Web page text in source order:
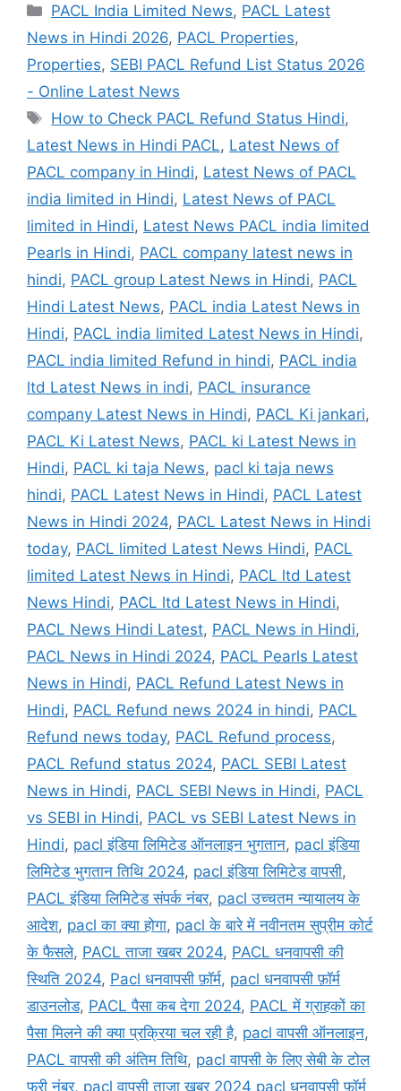
Categories
PACL India Limited News, PACL Latest
News in Hindi 2026, PACL Properties,
Properties, SEBI PACL Refund List Status 2026
- Online Latest News
Tags
How to Check PACL Refund Status Hindi,
Latest News in Hindi PACL, Latest News of
PACL company in Hindi, Latest News of PACL
india limited in Hindi, Latest News of PACL
limited in Hindi, Latest News PACL india limited
Pearls in Hindi, PACL company latest news in
hindi, PACL group Latest News in Hindi, PACL
Hindi Latest News, PACL india Latest News in
Hindi, PACL india limited Latest News in Hindi,
PACL india limited Refund in hindi, PACL india
ltd Latest News in indi, PACL insurance
company Latest News in Hindi, PACL Ki jankari,
PACL Ki Latest News, PACL ki Latest News in
Hindi, PACL ki taja News, pacl ki taja news
hindi, PACL Latest News in Hindi, PACL Latest
News in Hindi 2024, PACL Latest News in Hindi
today, PACL limited Latest News Hindi, PACL
limited Latest News in Hindi, PACL ltd Latest
News Hindi, PACL ltd Latest News in Hindi,
PACL News Hindi Latest, PACL News in Hindi,
PACL News in Hindi 2024, PACL Pearls Latest
News in Hindi, PACL Refund Latest News in
Hindi, PACL Refund news 2024 in hindi, PACL
Refund news today, PACL Refund process,
PACL Refund status 2024, PACL SEBI Latest
News in Hindi, PACL SEBI News in Hindi, PACL
vs SEBI in Hindi, PACL vs SEBI Latest News in
Hindi, pacl इंडिया लिमिटेड ऑनलाइन भुगतान, pacl इंडिया
लिमिटेड भुगतान तिथि 2024, pacl इंडिया लिमिटेड वापसी,
PACL इंडिया लिमिटेड संपर्क नंबर, pacl उच्चतम न्यायालय के
आदेश, pacl का क्या होगा, pacl के बारे में नवीनतम सुप्रीम कोर्ट
के फैसले, PACL ताजा खबर 2024, PACL धनवापसी की
स्थिति 2024, Pacl धनवापसी फ़ॉर्म, pacl धनवापसी फ़ॉर्म
डाउनलोड, PACL पैसा कब देगा 2024, PACL में ग्राहकों का
पैसा मिलने की क्या प्रक्रिया चल रही है, pacl वापसी ऑनलाइन,
PACL वापसी की अंतिम तिथि, pacl वापसी के लिए सेबी के टोल
फ्री नंबर, pacl वापसी ताजा खबर 2024 pacl धनवापसी फ़ॉर्म